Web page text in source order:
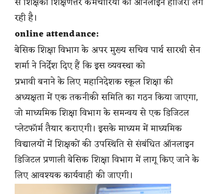
रही है।
online attendance:
बेसिक शिक्षा विभाग के अपर मुख्य सचिव पार्थ सारथी सेन
शर्मा ने निर्देश दिए हैं कि इस व्यवस्था को
प्रभावी बनाने के लिए महानिदेशक स्कूल शिक्षा की
अध्यक्षता में एक तकनीकी समिति का गठन किया जाएगा,
जो माध्यमिक शिक्षा विभाग के समन्वय से एक डिजिटल
प्लेटफॉर्म तैयार कराएगी। इसके माध्यम में माध्यमिक
विद्यालयों में शिक्षकों की उपस्थिति से संबंधित ऑनलाइन
डिजिटल प्रणाली बेसिक शिक्षा विभाग में लागू किए जाने के
लिए आवश्यक कार्यवाही की जाएगी।